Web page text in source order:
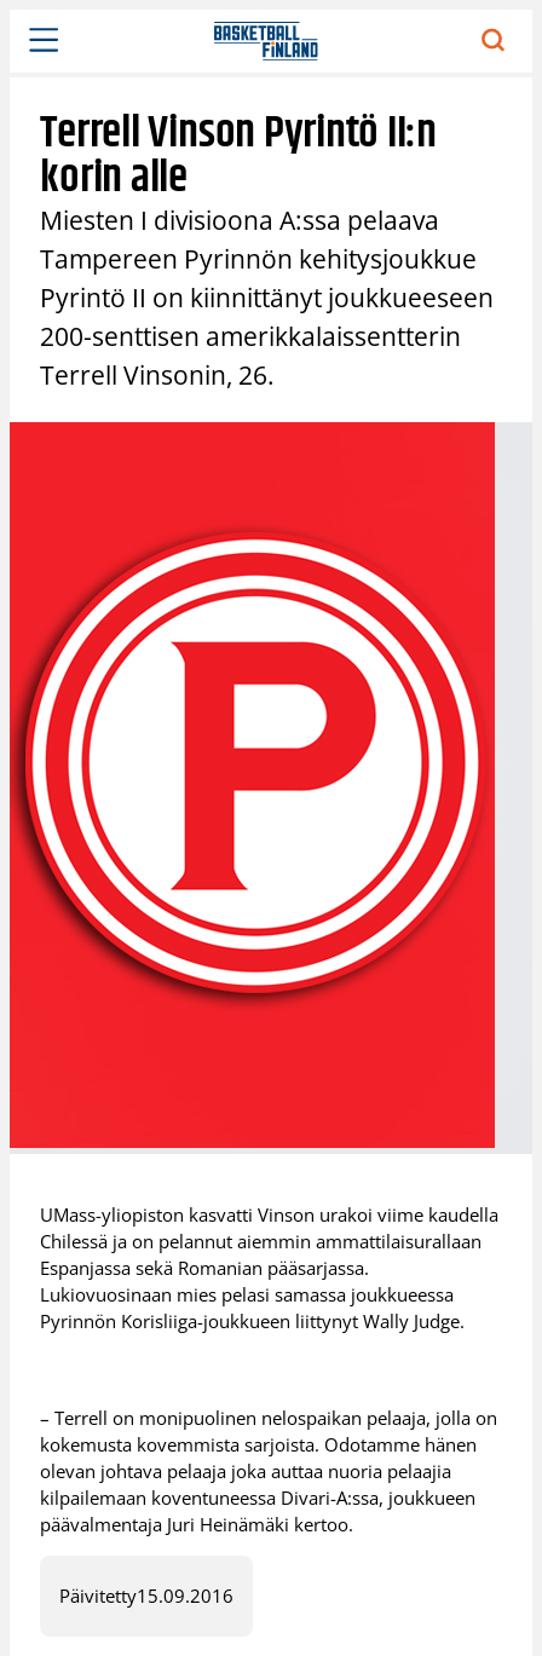
Siirry
sisältöön
Terrell Vinson Pyrintö II:n
korin alle
Miesten I divisioona A:ssa pelaava
Tampereen Pyrinnön kehitysjoukkue
Pyrintö II on kiinnittänyt joukkueeseen
200-senttisen amerikkalaissentterin
Terrell Vinsonin, 26.
UMass-yliopiston kasvatti Vinson urakoi viime kaudella
Chilessä ja on pelannut aiemmin ammattilaisurallaan
Espanjassa sekä Romanian pääsarjassa.
Lukiovuosinaan mies pelasi samassa joukkueessa
Pyrinnön Korisliiga-joukkueen liittynyt Wally Judge.
– Terrell on monipuolinen nelospaikan pelaaja, jolla on
kokemusta kovemmista sarjoista. Odotamme hänen
olevan johtava pelaaja joka auttaa nuoria pelaajia
kilpailemaan koventuneessa Divari-A:ssa, joukkueen
päävalmentaja Juri Heinämäki kertoo.
Päivitetty15.09.2016